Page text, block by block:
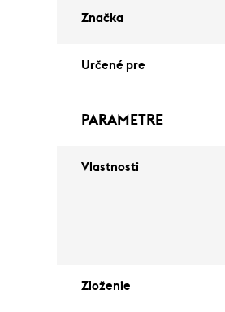
Značka
Určené pre
PARAMETRE
Vlastnosti
Zloženie